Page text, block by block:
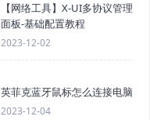
【网络工具】X-UI多协议管理
面板-基础配置教程
2023-12-02
英菲克蓝牙鼠标怎么连接电脑
2023-12-04